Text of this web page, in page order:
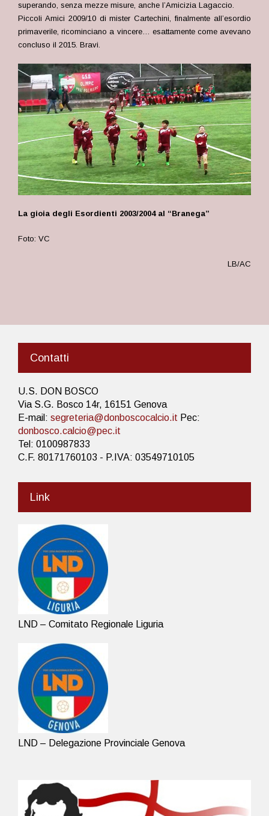
superando, senza mezze misure, anche l’Amicizia Lagaccio.
Piccoli Amici 2009/10 di mister Cartechini, finalmente all’esordio
primaverile, ricominciano a vincere… esattamente come avevano
concluso il 2015. Bravi.
La gioia degli Esordienti 2003/2004 al “Branega”
Foto: VC
LB/AC
Contatti
U.S. DON BOSCO
Via S.G. Bosco 14r, 16151 Genova
E-mail: segreteria@donboscocalcio.it Pec:
donbosco.calcio@pec.it
Tel: 0100987833
C.F. 80171760103 - P.IVA: 03549710105
Link
LND – Comitato Regionale Liguria
LND – Delegazione Provinciale Genova